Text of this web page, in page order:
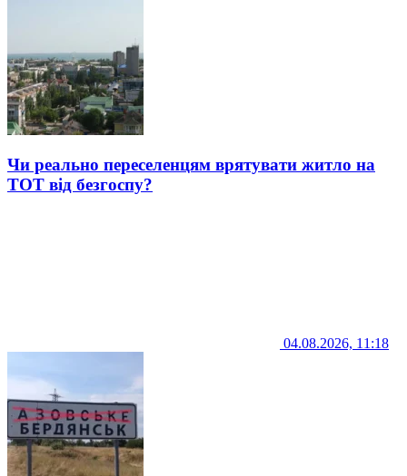
Чи реально переселенцям врятувати житло на
ТОТ від безгоспу?
04.08.2026, 11:18